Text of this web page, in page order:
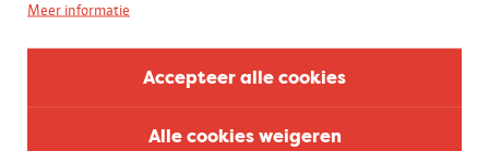
Meer informatie
Accepteer alle cookies
Alle cookies weigeren